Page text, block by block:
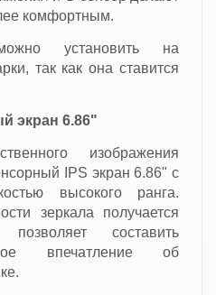
комфортным.
установить на
так как она ставится
экран 6.86"
изображения
IPS экран 6.86" с
высокого ранга.
зеркала получается
составить
впечатление об